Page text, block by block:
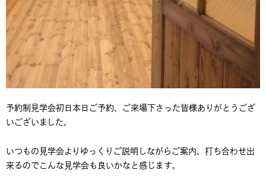
予約制見学会初日本日ご予約、ご来場下さった皆様ありがとうござ
いございました。
いつもの見学会よりゆっくりご説明しながらご案内、打ち合わせ出
来るのでこんな見学会も良いかなと感じます。